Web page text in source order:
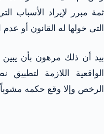
ثمة مبرر لإيراد الأسباب
التى خولها له القانون أو عدم
بيد أن ذلك مرهون بأن
الواقعية اللازمة
الرخص وإلا وقع حكمه